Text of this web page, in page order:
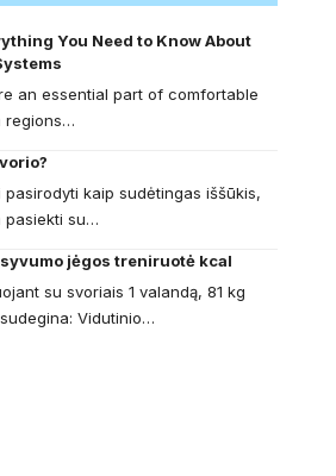
You Need to Know About
an essential part of comfortable
regions…
pasirodyti kaip sudėtingas iššūkis,
pasiekti su…
jėgos treniruotė kcal
su svoriais 1 valandą, 81 kg
Vidutinio…